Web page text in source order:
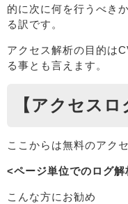
的に次に何を行うべき
る訳です。
アクセス解析の目的は
る事とも言えます。
【アクセスロ
ここからは無料のアク
<ページ単位でのログ解
こんな方にお勧め